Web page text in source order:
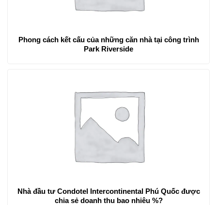
Phong cách kết cấu của những căn nhà tại công trình
Park Riverside
Nhà đầu tư Condotel Intercontinental Phú Quốc được
chia sẻ doanh thu bao nhiêu %?